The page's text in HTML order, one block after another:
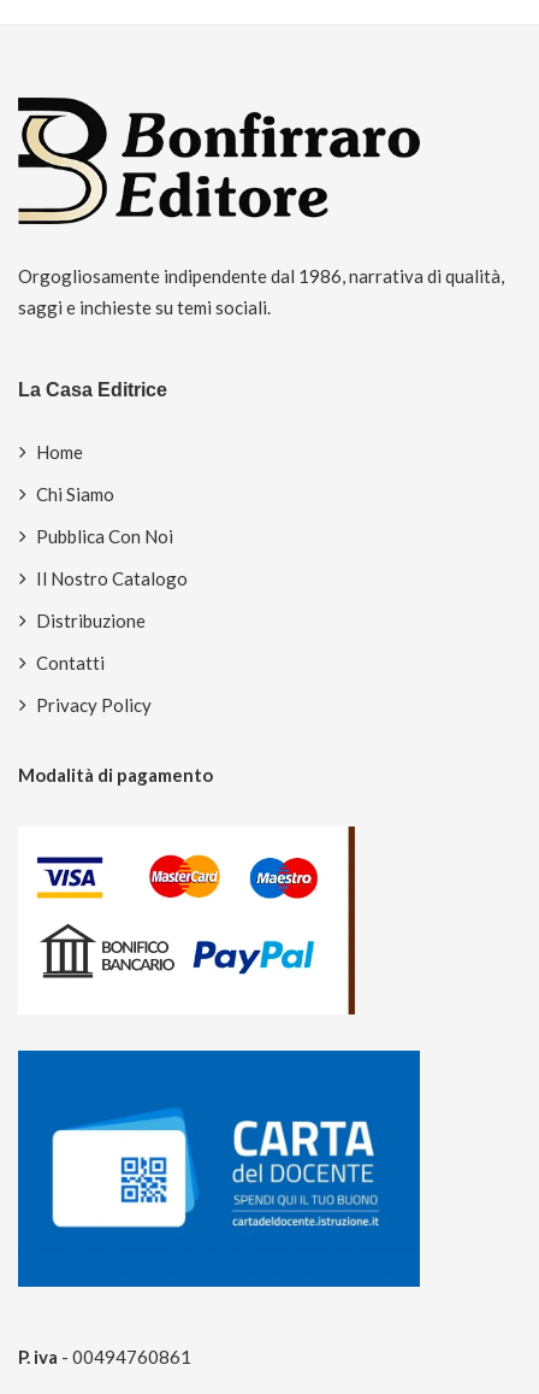
Orgogliosamente indipendente dal 1986, narrativa di qualità,
saggi e inchieste su temi sociali.
La Casa Editrice
Home
Chi Siamo
Pubblica Con Noi
Il Nostro Catalogo
Distribuzione
Contatti
Privacy Policy
Modalità di pagamento
P. iva - 00494760861